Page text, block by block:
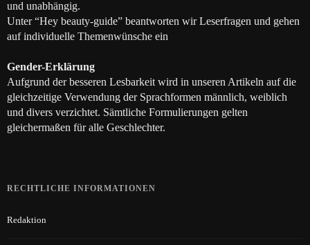
und unabhängig.
Unter “Hey beauty-guide” beantworten wir Leserfragen und gehen
auf individuelle Themenwünsche ein
Gender-Erklärung
Aufgrund der besseren Lesbarkeit wird in unseren Artikeln auf die
gleichzeitige Verwendung der Sprachformen männlich, weiblich
und divers verzichtet. Sämtliche Formulierungen gelten
gleichermaßen für alle Geschlechter.
RECHTLICHE INFORMATIONEN
Redaktion